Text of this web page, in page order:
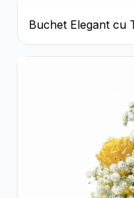
Buchet Elegant cu
Hortensie și